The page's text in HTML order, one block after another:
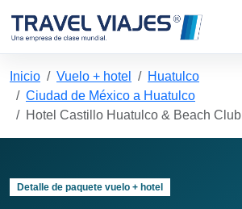
Inicio Vuelo + hotel
Huatulco
Ciudad de México a Huatulco
Hotel Castillo Huatulco & Beach Club
Detalle de paquete vuelo + hotel